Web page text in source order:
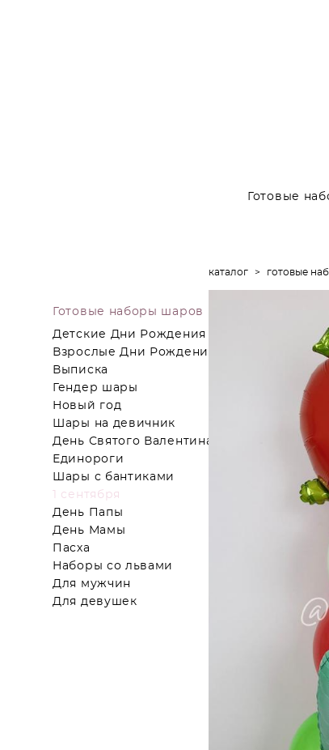
Готовые
Готовые наборы шаров
Детские Дни Рождения
Взрослые Дни Рождения
Выписка
Гендер шары
Новый год
Шары на девичник
День Святого Валентина
Единороги
Шары с бантиками
1 сентября
День Папы
День Мамы
Пасха
Наборы со львами
Для мужчин
Для девушек
каталог > готовые